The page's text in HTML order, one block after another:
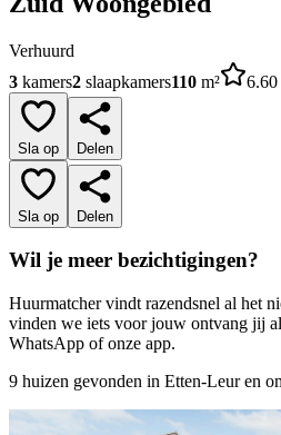
Verhuurd
3 kamers2 slaapkamers110 m² 6.60
Sla op Delen
Sla op Delen
Wil je meer bezichtigingen?
Huurmatcher vindt razendsnel al het
vinden we iets voor jouw ontvang jij
WhatsApp of onze app.
9 huizen gevonden in Etten-Leur en